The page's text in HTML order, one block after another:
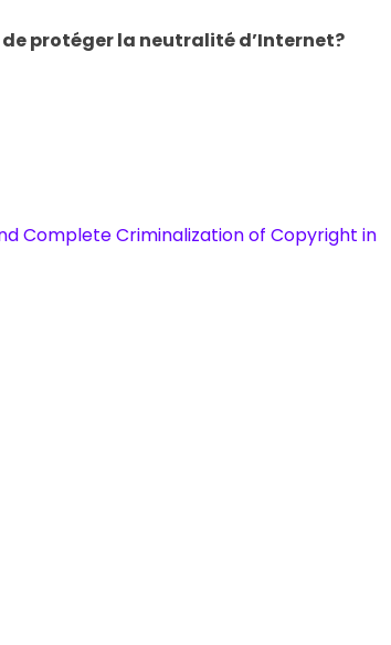
protéger la neutralité d’Internet?
Complete Criminalization of Copyright in